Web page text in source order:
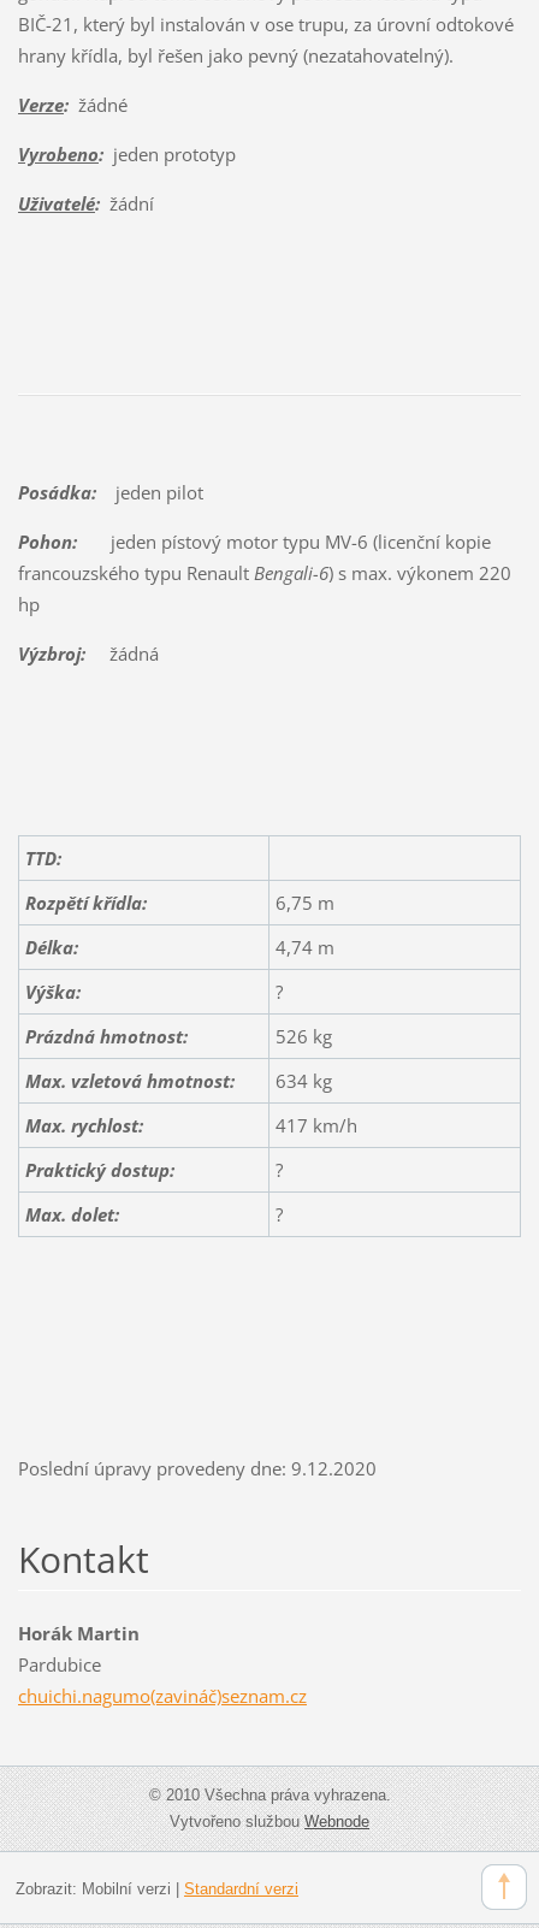
BIČ-21, který byl instalován v ose trupu, za úrovní odtokové
hrany křídla, byl řešen jako pevný (nezatahovatelný).
Verze:žádné
Vyrobeno:jeden prototyp
Uživatelé:žádní
Posádka:jeden pilot
Pohon:jeden pístový motor typu MV-6 (licenční kopie
francouzského typu Renault Bengali-6) s max. výkonem 220
hp
Výzbroj:žádná
TTD:
Rozpětí křídla:
6,75 m
Délka:
4,74 m
Výška:
?
Prázdná hmotnost:
526 kg
Max. vzletová hmotnost:
634 kg
Max. rychlost:
417 km/h
Praktický dostup:
?
Max. dolet:
?
Poslední úpravy provedeny dne: 9.12.2020
Kontakt
Horák Martin
Pardubice
chuichi.nagumo(zavináč)seznam.cz
© 2010 Všechna práva vyhrazena.
Vytvořeno službouWebnode
Zobrazit: Mobilní verzi Standardní verzi